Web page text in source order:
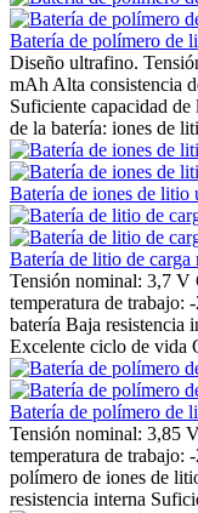
Batería de polímero de
Diseño ultrafino.
mAh Alta consistencia
Suficiente capacidad
de la batería: iones de
Batería de iones de
Batería de litio de
Tensión nominal: 3,7 V
temperatura de trabajo:
batería Baja resistencia
Excelente ciclo de vida
Batería de polímero de
Tensión nominal: 3,85
temperatura de trabajo:
polímero de iones de
resistencia interna